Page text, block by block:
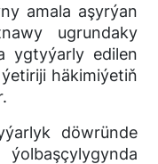
amala aşyrýan
ugrundaky
ygtyýarly edilen
häkimiýetiň
döwründe